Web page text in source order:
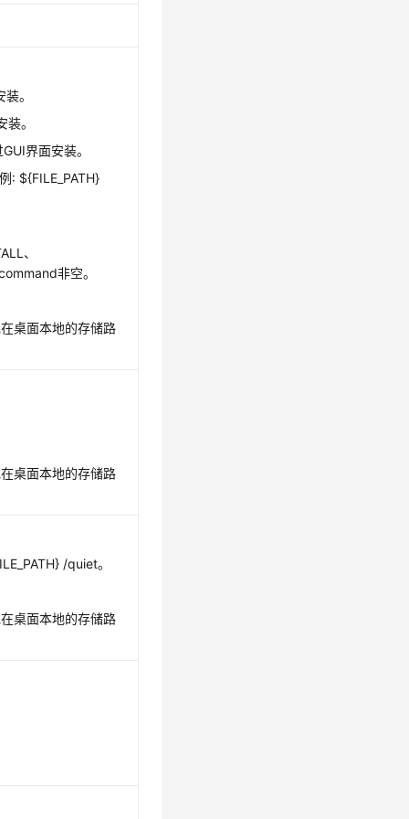
。
。
界面安装。
: ${FILE_PATH}
、
非空。
桌面本地的存储路
桌面本地的存储路
/quiet。
桌面本地的存储路